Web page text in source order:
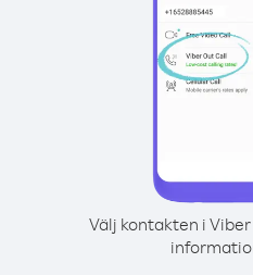
Välj kontakten i